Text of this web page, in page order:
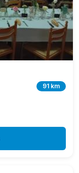
91 km